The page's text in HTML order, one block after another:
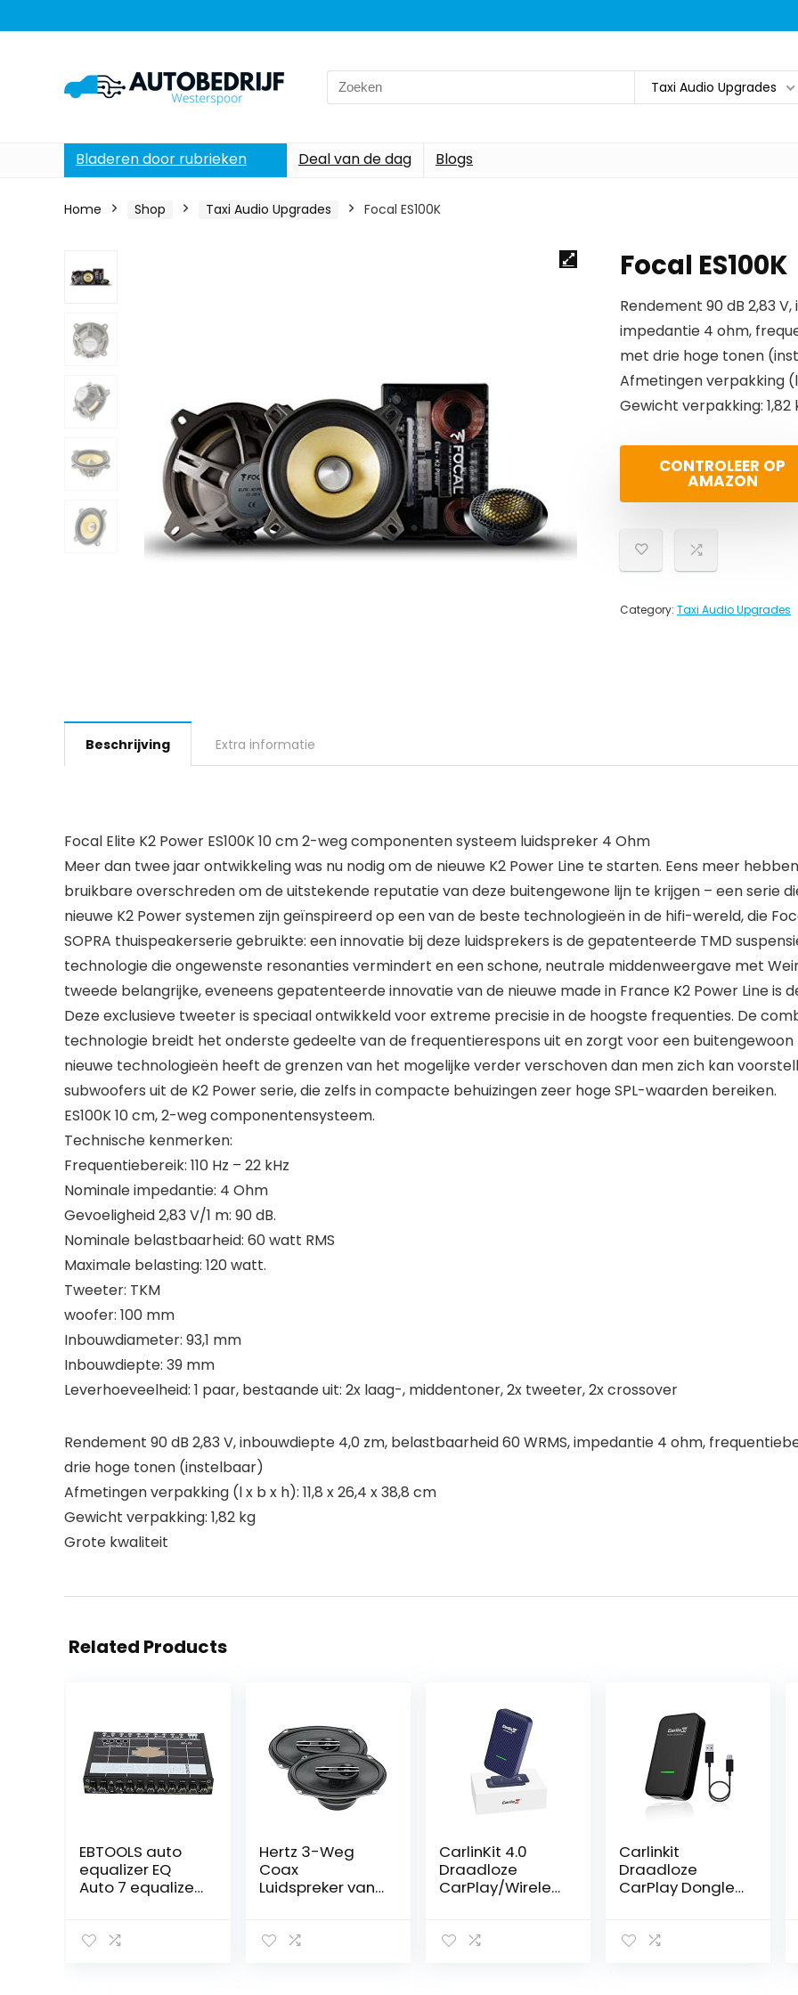
Search
for:
Taxi Audio Upgrades
Bladeren door rubrieken Deal van de dag Blogs
Home Shop Taxi Audio Upgrades Focal ES100K
Focal ES100K
Rendement 90 dB 2,83
impedantie 4 ohm,
met drie hoge tonen
Afmetingen verpakking (l
Gewicht verpakking: 1,82
CONTROLEER OP
AMAZON
Category: Taxi Audio Upgrades
Beschrijving Extra informatie
Focal Elite K2 Power ES100K 10 cm 2-weg componenten systeem luidspreker 4 Ohm
Meer dan twee jaar ontwikkeling was nu nodig om de nieuwe K2 Power Line te starten. Eens meer
bruikbare overschreden om de uitstekende reputatie van deze buitengewone lijn te krijgen – een serie
nieuwe K2 Power systemen zijn geïnspireerd op een van de beste technologieën in de hifi-wereld, die
SOPRA thuispeakerserie gebruikte: een innovatie bij deze luidsprekers is de gepatenteerde TMD
technologie die ongewenste resonanties vermindert en een schone, neutrale middenweergave met
tweede belangrijke, eveneens gepatenteerde innovatie van de nieuwe made in France K2 Power Line
Deze exclusieve tweeter is speciaal ontwikkeld voor extreme precisie in de hoogste frequenties. De
technologie breidt het onderste gedeelte van de frequentierespons uit en zorgt voor een
nieuwe technologieën heeft de grenzen van het mogelijke verder verschoven dan men zich kan
subwoofers uit de K2 Power serie, die zelfs in compacte behuizingen zeer hoge SPL-waarden bereiken.
ES100K 10 cm, 2-weg componentensysteem.
Technische kenmerken:
Frequentiebereik: 110 Hz – 22 kHz
Nominale impedantie: 4 Ohm
Gevoeligheid 2,83 V/1 m: 90 dB.
Nominale belastbaarheid: 60 watt RMS
Maximale belasting: 120 watt.
Tweeter: TKM
woofer: 100 mm
Inbouwdiameter: 93,1 mm
Inbouwdiepte: 39 mm
Leverhoeveelheid: 1 paar, bestaande uit: 2x laag-, middentoner, 2x tweeter, 2x crossover
Rendement 90 dB 2,83 V, inbouwdiepte 4,0 zm, belastbaarheid 60 WRMS, impedantie 4 ohm,
drie hoge tonen (instelbaar)
Afmetingen verpakking (l x b x h): 11,8 x 26,4 x 38,8 cm
Gewicht verpakking: 1,82 kg
Grote kwaliteit
Related Products
EBTOOLS auto
equalizer EQ
Auto 7 equalizer
Hertz 3-Weg
Coax
Luidspreker van
CarlinKit 4.0
Draadloze
CarPlay/Wireles
Factory Wired
Carlinkit
Draadloze
CarPlay Dongle-